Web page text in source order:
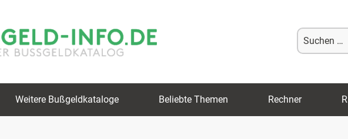
Suche
nach:
Weitere Bußgeldkataloge Beliebte Themen Rechner